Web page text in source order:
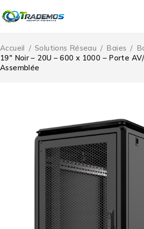
Accueil / Solutions Réseau / Baies /
19″ Noir – 20U – 600 x 1000 – Porte
Assemblée